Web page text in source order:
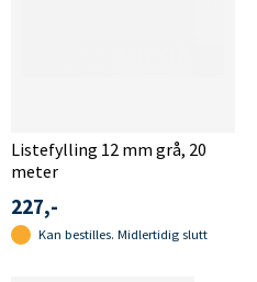
Listefylling 12 mm grå, 20
meter
227,-
Kan bestilles. Midlertidig slutt